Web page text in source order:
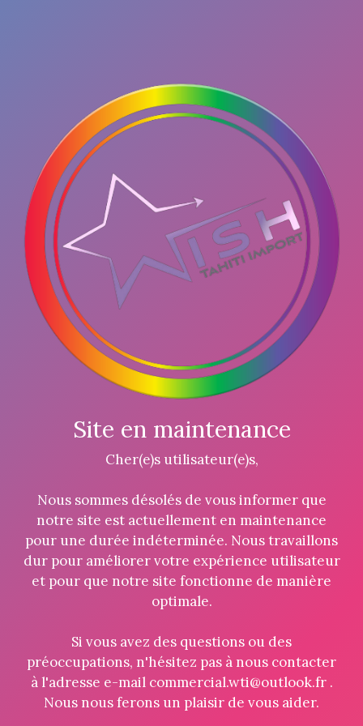
Site en maintenance
Cher(e)s utilisateur(e)s,
Nous sommes désolés de vous informer que
notre site est actuellement en maintenance
pour une durée indéterminée. Nous travaillons
dur pour améliorer votre expérience utilisateur
et pour que notre site fonctionne de manière
optimale.
Si vous avez des questions ou des
préoccupations, n'hésitez pas à nous contacter
à l'adresse e-mail commercial.wti@outlook.fr .
Nous nous ferons un plaisir de vous aider.